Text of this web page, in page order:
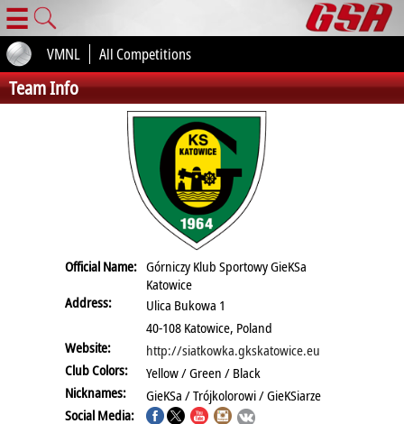
☰
VMNL All Competitions
Team Info
Official Name: Górniczy Klub Sportowy GieKSa
Katowice
Address:
Ulica Bukowa 1
40-108 Katowice, Poland
Website:
http://siatkowka.gkskatowice.eu
Club Colors:
Yellow / Green / Black
Nicknames:
GieKSa / Trójkolorowi / GieKSiarze
Social Media: